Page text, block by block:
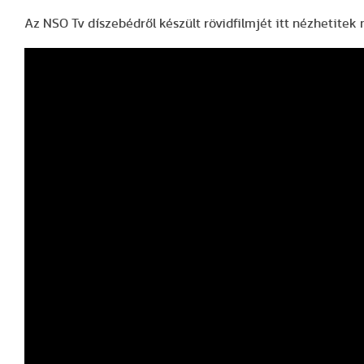
Az NSO Tv díszebédről készült rövidfilmjét itt nézhetitek